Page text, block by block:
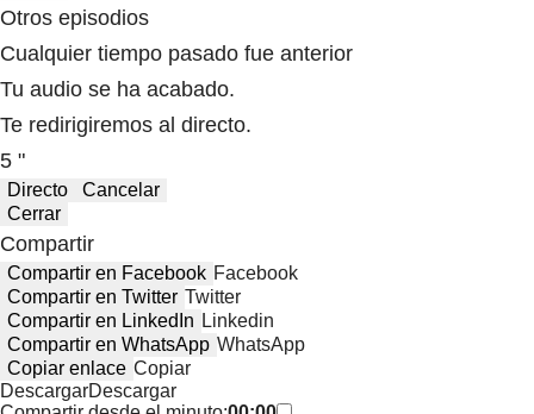
Otros episodios
Cualquier tiempo pasado fue anterior
Tu audio se ha acabado.
Te redirigiremos al directo.
5 "
Directo
Cancelar
Cerrar
Compartir
Compartir en Facebook Facebook
Compartir en Twitter Twitter
Compartir en LinkedIn Linkedin
Compartir en WhatsApp WhatsApp
Copiar enlace Copiar
DescargarDescargar